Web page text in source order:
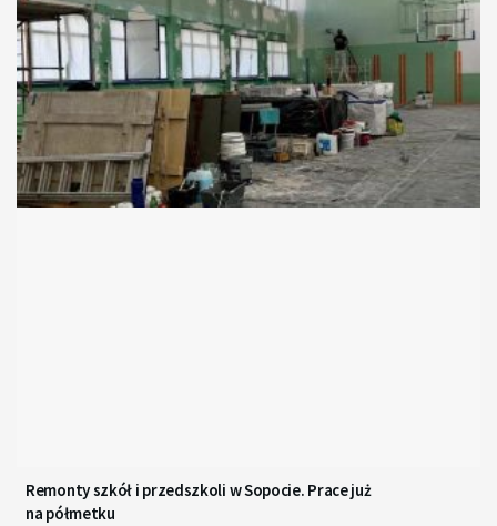
Remonty szkół i przedszkoli w Sopocie. Prace już
na półmetku